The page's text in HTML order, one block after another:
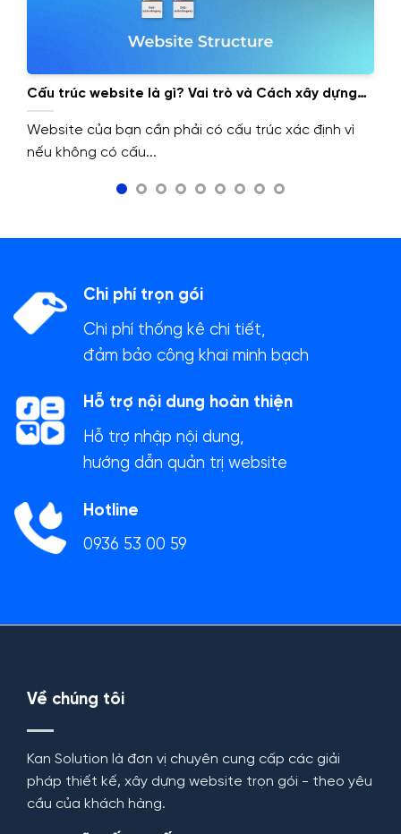
Cấu trúc website là gì? Vai trò và Cách xây dựng
cấu trúc website.
Website của bạn cần phải có cấu trúc xác định vì
nếu không có cấu...
Chi phí trọn gói
Chi phí thống kê chi tiết,
đảm bảo công khai minh bạch
Hỗ trợ nội dung hoàn thiện
Hỗ trợ nhập nội dung,
hướng dẫn quản trị website
Hotline
0936 53 00 59
Về chúng tôi
Kan Solution là đơn vị chuyên cung cấp các giải
pháp thiết kế, xây dựng website trọn gói - theo yêu
cầu của khách hàng.